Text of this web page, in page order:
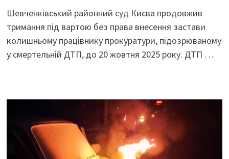
Шевченківський районний суд Києва продовжив
тримання під вартою без права внесення застави
колишньому працівнику прокуратури, підозрюваному
у смертельній ДТП, до 20 жовтня 2025 року. ДТП …